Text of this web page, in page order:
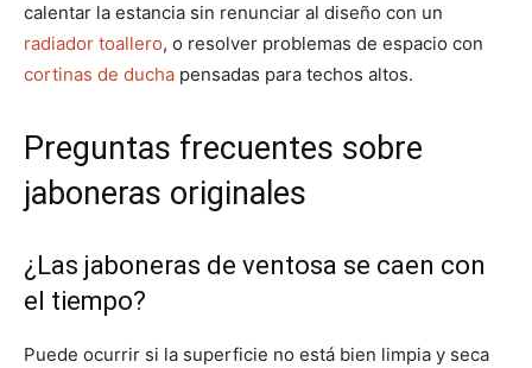
calentar la estancia sin renunciar al diseño con un
radiador toallero, o resolver problemas de espacio con
cortinas de ducha pensadas para techos altos.
Preguntas frecuentes sobre
jaboneras originales
¿Las jaboneras de ventosa se caen con
el tiempo?
Puede ocurrir si la superficie no está bien limpia y seca